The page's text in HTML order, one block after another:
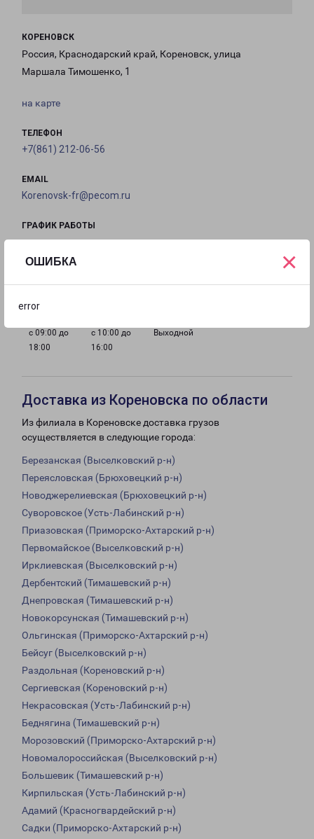
ОШИБКА
error
×
КОРЕНОВСК
Россия, Краснодарский край, Кореновск, улица
Маршала Тимошенко, 1
на карте
ТЕЛЕФОН
+7(861) 212-06-56
EMAIL
Korenovsk-fr@pecom.ru
ГРАФИК РАБОТЫ
18:00
18:00
18:00
18:00
с 09:00 до
18:00
с 10:00 до
16:00
Выходной
Доставка из Кореновска по области
Из филиала в Кореновске доставка грузов
осуществляется в следующие города:
Березанская (Выселковский р-н)
Переясловская (Брюховецкий р-н)
Новоджерелиевская (Брюховецкий р-н)
Суворовское (Усть-Лабинский р-н)
Приазовская (Приморско-Ахтарский р-н)
Первомайское (Выселковский р-н)
Ирклиевская (Выселковский р-н)
Дербентский (Тимашевский р-н)
Днепровская (Тимашевский р-н)
Новокорсунская (Тимашевский р-н)
Ольгинская (Приморско-Ахтарский р-н)
Бейсуг (Выселковский р-н)
Раздольная (Кореновский р-н)
Сергиевская (Кореновский р-н)
Некрасовская (Усть-Лабинский р-н)
Беднягина (Тимашевский р-н)
Морозовский (Приморско-Ахтарский р-н)
Новомалороссийская (Выселковский р-н)
Большевик (Тимашевский р-н)
Кирпильская (Усть-Лабинский р-н)
Адамий (Красногвардейский р-н)
Садки (Приморско-Ахтарский р-н)